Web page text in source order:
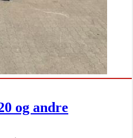
og andre